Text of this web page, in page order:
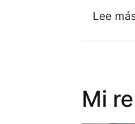
Lee
Mi